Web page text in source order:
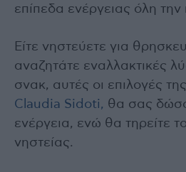
επίπεδα ενέργειας όλη την
Είτε νηστεύετε για
αναζητάτε εναλλακτικές
σνακ, αυτές οι επιλογές
Claudia Sidoti, θα σας
ενέργεια, ενώ θα τηρείτε
νηστείας.